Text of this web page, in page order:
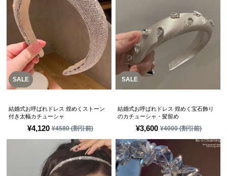
SALE
¥4,120 ¥4580(割引前)
結婚式お呼ばれドレス 煌めくストーン
付き太幅カチューシャ
SALE
¥3,600 ¥4000(割引前)
結婚式お呼ばれドレス 煌めく宝石飾り
のカチューシャ・髪留め